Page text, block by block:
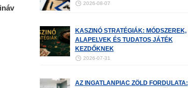
2026-08-07
KASZINÓ STRATÉGIÁK: MÓDSZEREK,
ALAPELVEK ÉS TUDATOS JÁTÉK
KEZDŐKNEK
2026-07-31
AZ INGATLANPIAC ZÖLD FORDULATA: